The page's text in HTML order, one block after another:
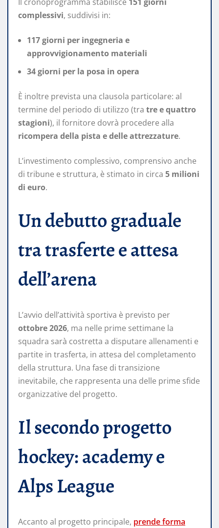
complessivi, suddivisi in:
117 giorni per ingegneria e
approvvigionamento materiali
34 giorni per la posa in opera
È inoltre prevista una clausola particolare: al
termine del periodo di utilizzo (tra tre e quattro
stagioni), il fornitore dovrà procedere alla
ricompera della pista e delle attrezzature.
L’investimento complessivo, comprensivo anche
di tribune e struttura, è stimato in circa 5 milioni
di euro.
Un debutto graduale
tra trasferte e attesa
dell’arena
L’avvio dell’attività sportiva è previsto per
ottobre 2026, ma nelle prime settimane la
squadra sarà costretta a disputare allenamenti e
partite in trasferta, in attesa del completamento
della struttura. Una fase di transizione
inevitabile, che rappresenta una delle prime sfide
organizzative del progetto.
Il secondo progetto
hockey: academy e
Alps League
Accanto al progetto principale, prende forma